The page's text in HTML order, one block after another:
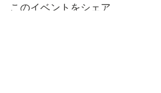
このイベントをシェア